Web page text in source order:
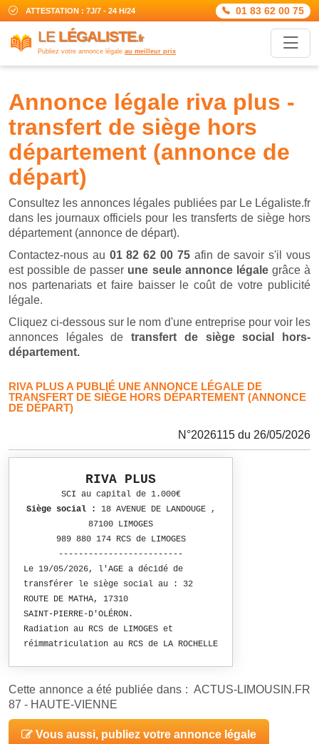
ATTESTATION : 7J/7 - 24 H/24 01 83 62 00 75
LE LÉGALISTE.fr
Publiez votre annonce légale au meilleur prix
annonce légale riva plus -
transfert de siège hors
département (annonce de
départ)
Consultez les annonces légales publiées par Le Légaliste.fr
dans les journaux officiels pour les transferts de siège hors
département (annonce de départ).
Contactez-nous au 01 82 62 00 75afin de savoir s'il vous
est possible de passer une seule annonce légalegrâce à
nos partenariats et faire baisser le coût de votre publicité
légale.
Cliquez ci-dessous sur le nom d'une entreprise pour voir les
annonces légales detransfert de siège social hors-
département.
RIVA PLUS A PUBLIÉ UNE ANNONCE LÉGALE DE
TRANSFERT DE SIÈGE HORS DÉPARTEMENT (ANNONCE
DE DÉPART)
N°2026115 du 26/05/2026
RIVA PLUS
SCI au capital de 1.000€
Siège social :
18 AVENUE DE LANDOUGE ,
87100 LIMOGES
989 880 174 RCS de LIMOGES
-------------------------
Le 19/05/2026, l'AGE a décidé de
transférer le siège social au : 32
ROUTE DE MATHA, 17310
SAINT-PIERRE-D'OLÉRON.
Radiation au RCS de LIMOGES et
réimmatriculation au RCS de LA ROCHELLE
Cette annonce a été publiée dans : ACTUS-LIMOUSIN.FR
87 - HAUTE-VIENNE
Vous aussi, publiez votre annonce légale